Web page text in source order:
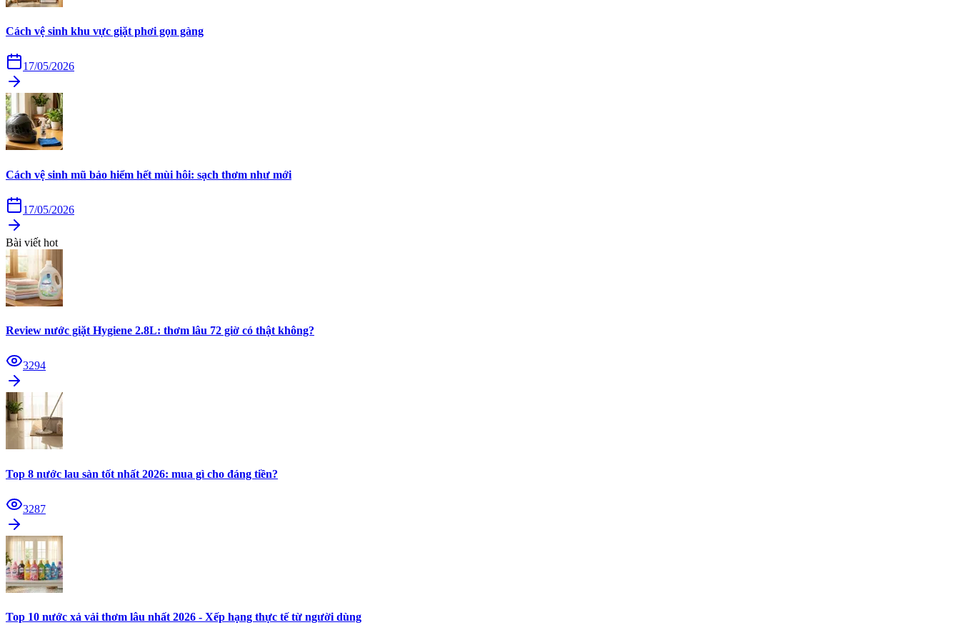
Cách vệ sinh khu vực giặt phơi gọn gàng
17/05/2026
Cách vệ sinh mũ bảo hiểm hết mùi hôi: sạch thơm như mới
17/05/2026
Bài viết hot
Review nước giặt Hygiene 2.8L: thơm lâu 72 giờ có thật không?
3294
Top 8 nước lau sàn tốt nhất 2026: mua gì cho đáng tiền?
3287
Top 10 nước xả vải thơm lâu nhất 2026 - Xếp hạng thực tế từ người dùng